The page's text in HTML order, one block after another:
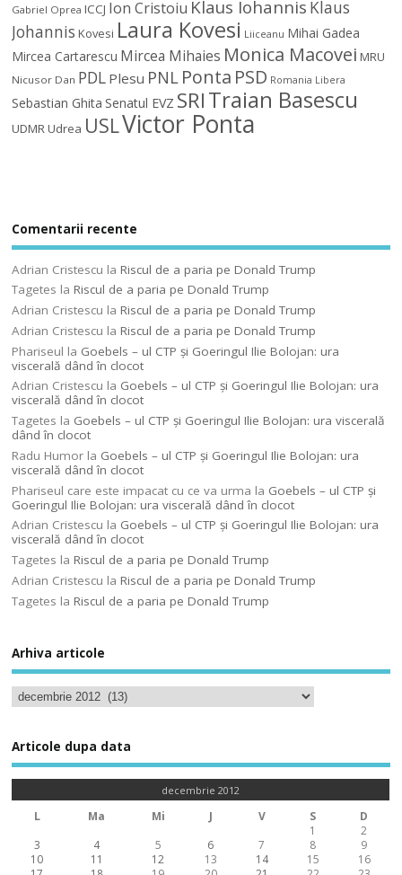
Gabriel Oprea ICCJ Ion Cristoiu Klaus Iohannis Klaus
Johannis Kovesi Laura Kovesi Liiceanu Mihai Gadea
Mircea Cartarescu Mircea Mihaies Monica Macovei MRU
Nicusor Dan PDL Plesu PNL Ponta PSD Romania Libera
Sebastian Ghita Senatul EVZ SRITraian Basescu
UDMRUdrea USLVictor Ponta
Comentarii recente
Adrian Cristescu laRiscul de a paria pe Donald Trump
Tagetes laRiscul de a paria pe Donald Trump
Adrian Cristescu laRiscul de a paria pe Donald Trump
Adrian Cristescu laRiscul de a paria pe Donald Trump
Phariseul la Goebels – ul CTP şi Goeringul Ilie Bolojan: ura
viscerală dând în clocot
Adrian Cristescu la Goebels – ul CTP şi Goeringul Ilie Bolojan: ura
viscerală dând în clocot
Tagetes la Goebels – ul CTP şi Goeringul Ilie Bolojan: ura viscerală
dând în clocot
Radu Humor la Goebels – ul CTP şi Goeringul Ilie Bolojan: ura
viscerală dând în clocot
Phariseul care este impacat cu ce va urma la Goebels – ul CTP şi
Goeringul Ilie Bolojan: ura viscerală dând în clocot
Adrian Cristescu la Goebels – ul CTP şi Goeringul Ilie Bolojan: ura
viscerală dând în clocot
Tagetes laRiscul de a paria pe Donald Trump
Adrian Cristescu laRiscul de a paria pe Donald Trump
Tagetes laRiscul de a paria pe Donald Trump
Arhiva articole
Articole dupa data
decembrie 2012
L Ma Mi J V S
D
1
2
3
4 5 6 7 8
9
10
11 12 13 14 15
16